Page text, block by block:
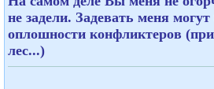
не задели. Задевать меня
оплошности конфликтеров
лес...)